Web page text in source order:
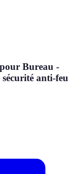
Bureau -
anti-feu